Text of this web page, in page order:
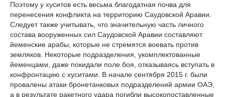
Поэтому у хуситов есть весьма благодатная почва для
перенесения конфликта на территорию Саудовской Аравии.
Следует также учитывать, что значительную часть личного
состава вооруженных сил Саудовской Аравии составляют
йеменские арабы, которые не стремятся воевать против
земляков. Некоторые подразделения, укомплектованные
йеменцами, даже покидали поле боя, отказываясь вступать в
конфронтацию с хуситами. В начале сентября 2015 г. были
провалены атаки бронетанковых подразделений армии ОАЭ,
а в результате ракетного удара погибли высокопоставленные